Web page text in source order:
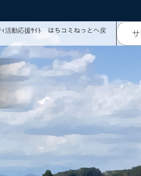
ｨ活動応援ｻｲﾄ はちコミねっとへ戻